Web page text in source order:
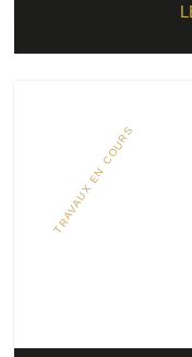
TRAVAUX EN COURS